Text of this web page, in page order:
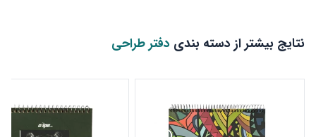
نتایج بیشتر از دسته بندی دفتر طراحی